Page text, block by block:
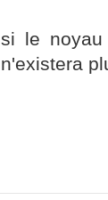
si le
n'existera